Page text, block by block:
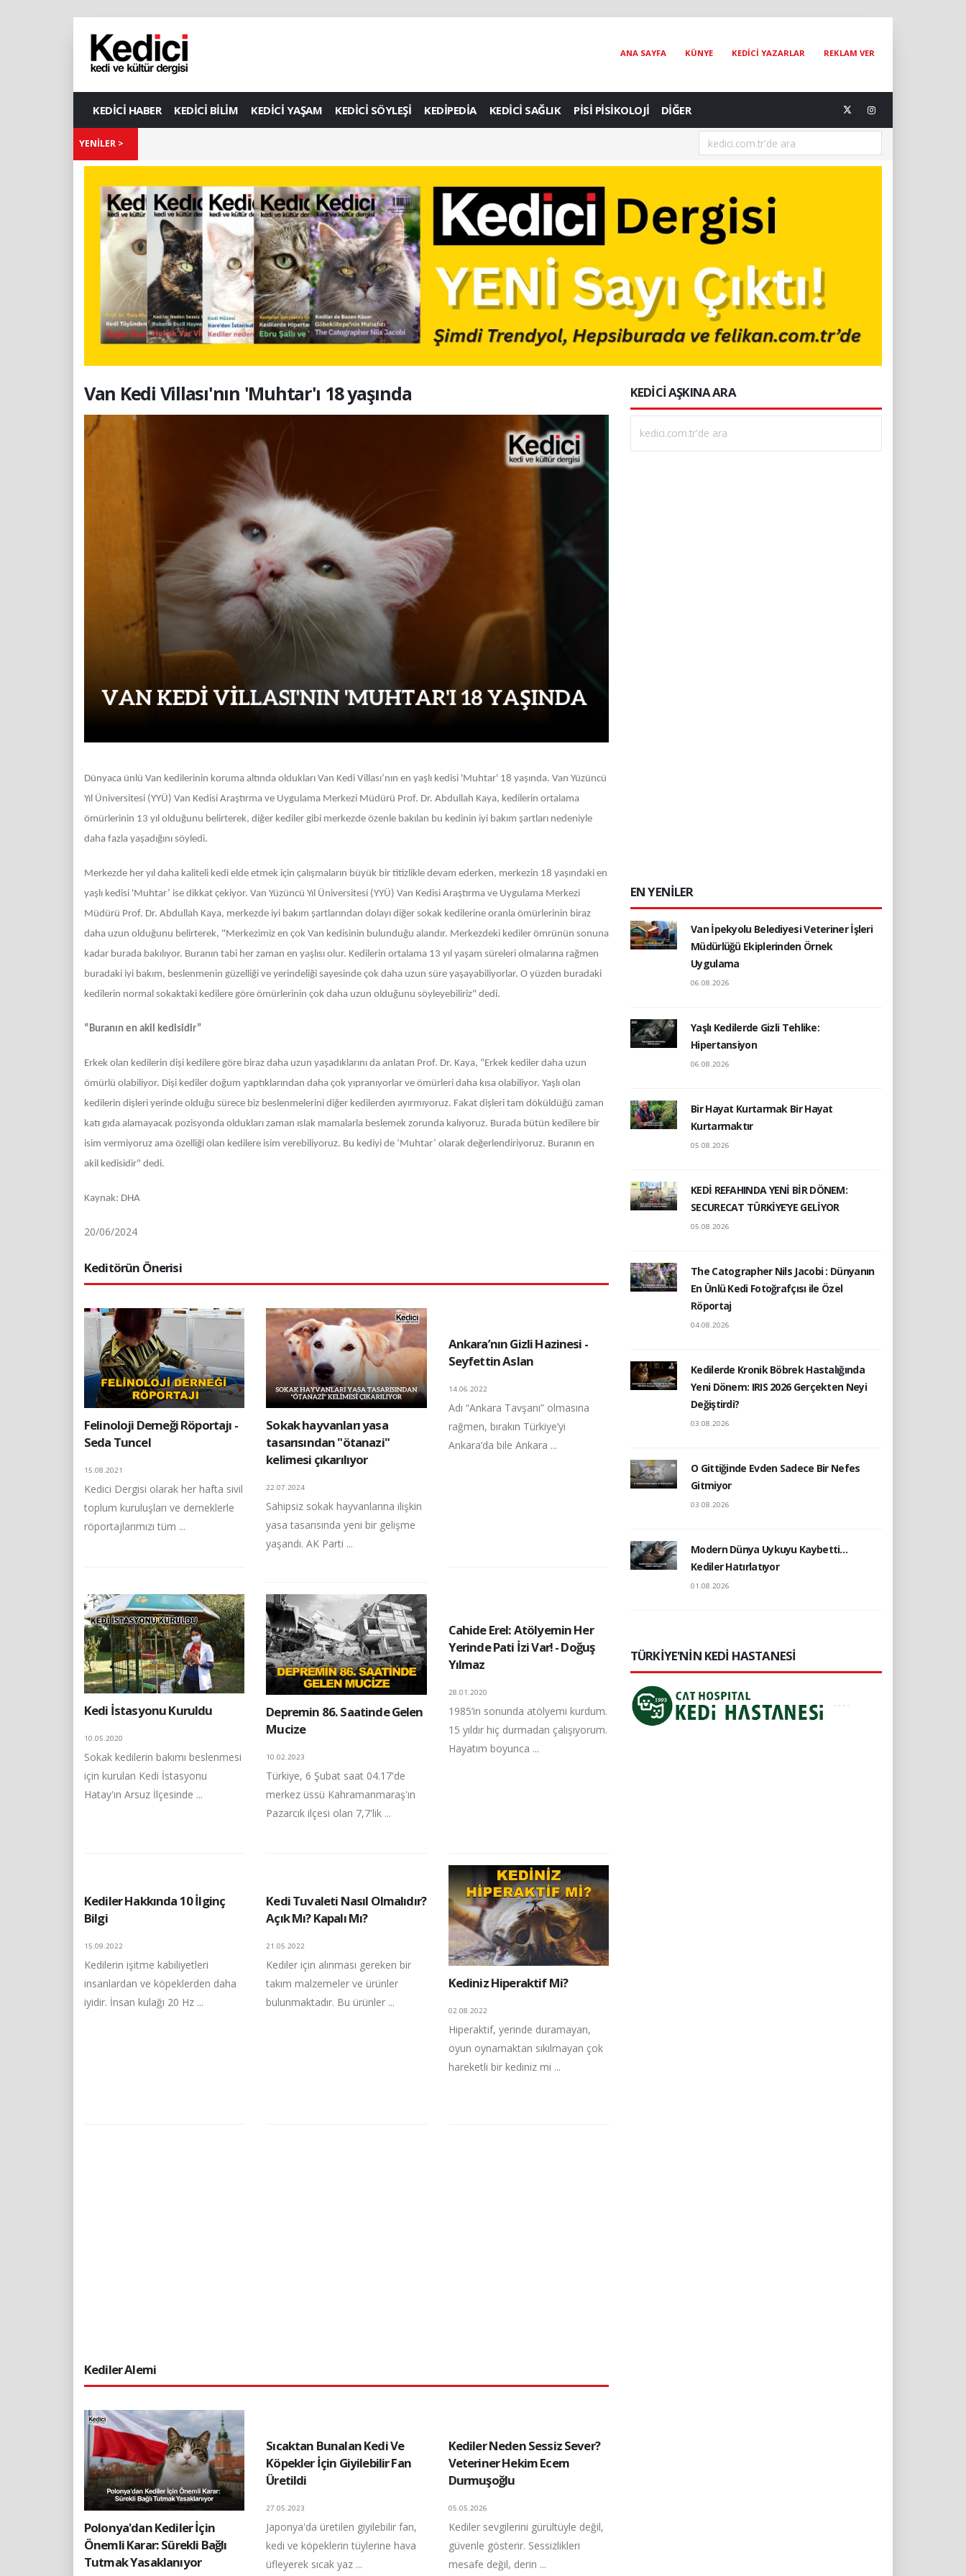
ANA SAYFA KÜNYE KEDİCİ YAZARLAR REKLAM VER
KEDİCİ HABER KEDİCİ BİLİM KEDİCİ YAŞAM KEDİCİ SÖYLEŞİ KEDİPEDİA KEDİCİ SAĞLIK PİSİ PİSİKOLOJİ DİĞER
YENİLER >
Van Kedi Villası'nın 'Muhtar'ı 18 yaşında
Dünyaca ünlü Van kedilerinin koruma altında oldukları Van Kedi Villası’nın en yaşlı kedisi 'Muhtar' 18 yaşında. Van Yüzüncü
Yıl Üniversitesi (YYÜ) Van Kedisi Araştırma ve Uygulama Merkezi Müdürü Prof. Dr. Abdullah Kaya, kedilerin ortalama
ömürlerinin 13 yıl olduğunu belirterek, diğer kediler gibi merkezde özenle bakılan bu kedinin iyi bakım şartları nedeniyle
daha fazla yaşadığını söyledi.
Merkezde her yıl daha kaliteli kedi elde etmek için çalışmaların büyük bir titizlikle devam ederken, merkezin 18 yaşındaki en
yaşlı kedisi 'Muhtar’ ise dikkat çekiyor. Van Yüzüncü Yıl Üniversitesi (YYÜ) Van Kedisi Araştırma ve Uygulama Merkezi
Müdürü Prof. Dr. Abdullah Kaya, merkezde iyi bakım şartlarından dolayı diğer sokak kedilerine oranla ömürlerinin biraz
daha uzun olduğunu belirterek, "Merkezimiz en çok Van kedisinin bulunduğu alandır. Merkezdeki kediler ömrünün sonuna
kadar burada bakılıyor. Buranın tabi her zaman en yaşlısı olur. Kedilerin ortalama 13 yıl yaşam süreleri olmalarına rağmen
buradaki iyi bakım, beslenmenin güzelliği ve yerindeliği sayesinde çok daha uzun süre yaşayabiliyorlar. O yüzden buradaki
kedilerin normal sokaktaki kedilere göre ömürlerinin çok daha uzun olduğunu söyleyebiliriz" dedi.
“Buranın en akil kedisidir”
Erkek olan kedilerin dişi kedilere göre biraz daha uzun yaşadıklarını da anlatan Prof. Dr. Kaya, “Erkek kediler daha uzun
ömürlü olabiliyor. Dişi kediler doğum yaptıklarından daha çok yıpranıyorlar ve ömürleri daha kısa olabiliyor. Yaşlı olan
kedilerin dişleri yerinde olduğu sürece biz beslenmelerini diğer kedilerden ayırmıyoruz. Fakat dişleri tam döküldüğü zaman
katı gıda alamayacak pozisyonda oldukları zaman ıslak mamalarla beslemek zorunda kalıyoruz. Burada bütün kedilere bir
isim vermiyoruz ama özelliği olan kedilere isim verebiliyoruz. Bu kediyi de ‘Muhtar’ olarak değerlendiriyoruz. Buranın en
akil kedisidir" dedi.
Kaynak: DHA
20/06/2024
Keditörün Önerisi
Felinoloji Derneği Röportajı -
Seda Tuncel
15.08.2021
Kedici Dergisi olarak her hafta sivil
toplum kuruluşları ve derneklerle
röportajlarımızı tüm ...
Sokak hayvanları yasa
tasarısından "ötanazi"
kelimesi çıkarılıyor
22.07.2024
Sahipsiz sokak hayvanlarına ilişkin
yasa tasarısında yeni bir gelişme
yaşandı. AK Parti ...
Ankara’nın Gizli Hazinesi -
Seyfettin Aslan
14.06.2022
Adı “Ankara Tavşanı” olmasına
rağmen, bırakın Türkiye’yi
Ankara’da bile Ankara ...
Kedi İstasyonu Kuruldu
10.05.2020
Sokak kedilerin bakımı beslenmesi
için kurulan Kedi İstasyonu
Hatay'ın Arsuz İlçesinde ...
Depremin 86. Saatinde Gelen
Mucize
10.02.2023
Türkiye, 6 Şubat saat 04.17'de
merkez üssü Kahramanmaraş'ın
Pazarcık ilçesi olan 7,7'lik ...
Cahide Erel: Atölyemin Her
Yerinde Pati İzi Var! - Doğuş
Yılmaz
28.01.2020
1985’in sonunda atölyemi kurdum.
15 yıldır hiç durmadan çalışıyorum.
Hayatım boyunca ...
Kediler Hakkında 10 İlginç
Bilgi
15.09.2022
Kedilerin işitme kabiliyetleri
insanlardan ve köpeklerden daha
iyidir. İnsan kulağı 20 Hz ...
Kedi Tuvaleti Nasıl Olmalıdır?
Açık Mı? Kapalı Mı?
21.05.2022
Kediler için alınması gereken bir
takım malzemeler ve ürünler
bulunmaktadır. Bu ürünler ...
Kediniz Hiperaktif Mi?
02.08.2022
Hiperaktif, yerinde duramayan,
oyun oynamaktan sıkılmayan çok
hareketli bir kediniz mi ...
Kediler Alemi
Polonya'dan Kediler İçin
Önemli Karar: Sürekli Bağlı
Tutmak Yasaklanıyor
Sıcaktan Bunalan Kedi Ve
Köpekler İçin Giyilebilir Fan
Üretildi
27.05.2023
Japonya'da üretilen giyilebilir fan,
kedi ve köpeklerin tüylerine hava
üfleyerek sıcak yaz ...
Kediler Neden Sessiz Sever?
Veteriner Hekim Ecem
Durmuşoğlu
05.05.2026
Kediler sevgilerini gürültüyle değil,
güvenle gösterir. Sessizlikleri
mesafe değil, derin ...
KEDİCİ AŞKINA ARA
EN YENİLER
Van İpekyolu Belediyesi Veteriner İşleri
Müdürlüğü Ekiplerinden Örnek
Uygulama
06.08.2026
Yaşlı Kedilerde Gizli Tehlike:
Hipertansiyon
06.08.2026
Bir Hayat Kurtarmak Bir Hayat
Kurtarmaktır
05.08.2026
KEDİ REFAHINDA YENİ BİR DÖNEM:
SECURECAT TÜRKİYE’YE GELİYOR
05.08.2026
The Catographer Nils Jacobi : Dünyanın
En Ünlü Kedi Fotoğrafçısı ile Özel
Röportaj
04.08.2026
Kedilerde Kronik Böbrek Hastalığında
Yeni Dönem: IRIS 2026 Gerçekten Neyi
Değiştirdi?
03.08.2026
O Gittiğinde Evden Sadece Bir Nefes
Gitmiyor
03.08.2026
Modern Dünya Uykuyu Kaybetti…
Kediler Hatırlatıyor
01.08.2026
TÜRKİYE'NİN KEDİ HASTANESİ